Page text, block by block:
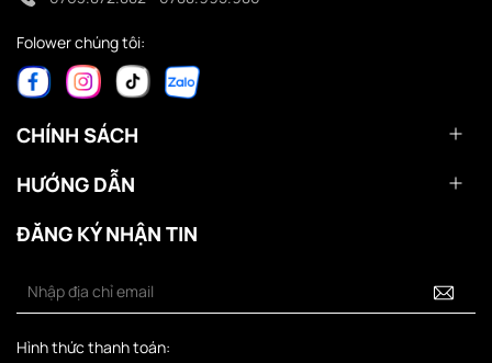
Folower chúng tôi:
CHÍNH SÁCH
HƯỚNG DẪN
ĐĂNG KÝ NHẬN TIN
Hình thức thanh toán: